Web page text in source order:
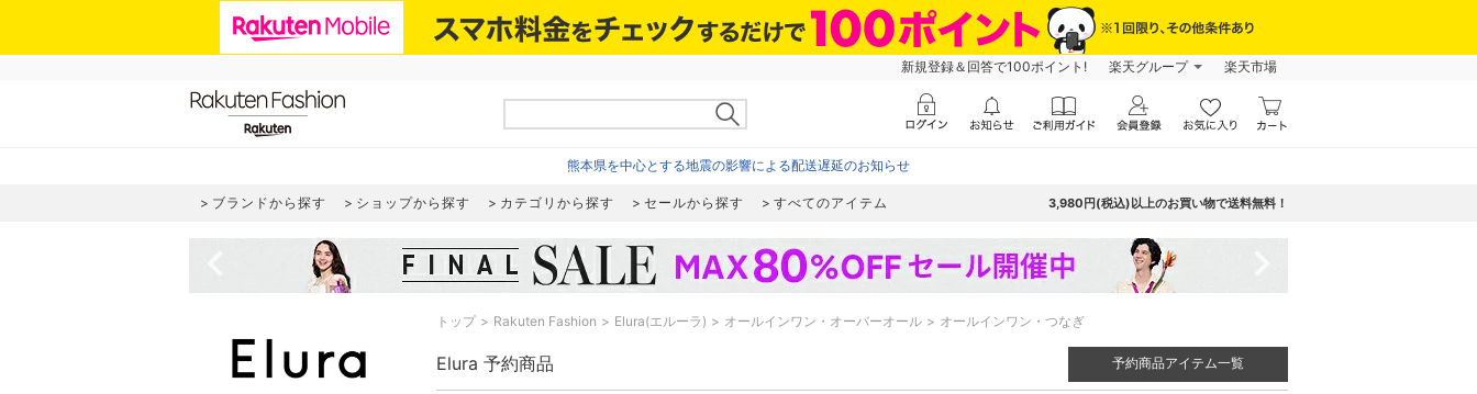
新規登録＆回答で100ポイント! 楽天グループ 楽天市場
熊本県を中心とする地震の影響による配送遅延のお知らせ
ブランドから探す ショップから探す カテゴリから探す セールから探す すべてのアイテム 3,980円(税込)以上のお買い物で送料無料！
トップ Rakuten Fashion Elura(エルーラ) オールインワン・オーバーオール オールインワン・つなぎ
Elura 予約商品 予約商品アイテム一覧